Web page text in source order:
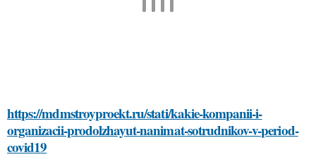
https://mdmstroyproekt.ru/stati/kakie-kompanii-i-
organizacii-prodolzhayut-nanimat-sotrudnikov-v-period-
covid19